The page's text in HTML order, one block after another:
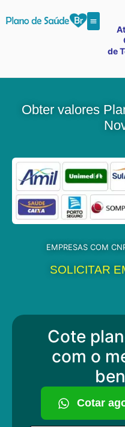
de
Obter valores
EMPRESAS COM
SOLICITAR
Cote
com o
Cotar